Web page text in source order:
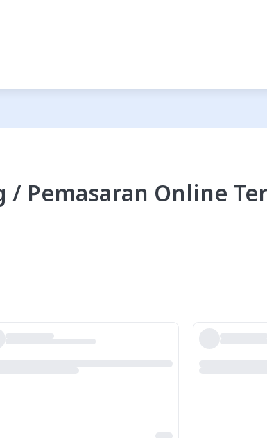
Pemasaran Online